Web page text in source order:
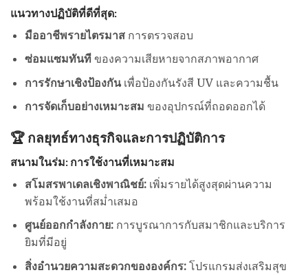
แนวทางปฏิบัติที่ดีที่สุด:
มืออาชีพรายไตรมาสการตรวจสอบ
ซ่อมแซมทันทีของความเสียหายจากสภาพอากาศ
การรักษาเชิงป้องกันเพื่อป้องกันรังสี UV และความชื้น
การจัดเก็บอย่างเหมาะสม ของอุปกรณ์ที่ถอดออกได้
🏆 กลยุทธ์ทางธุรกิจและการปฏิบัติการ
สนามในร่ม: การใช้งานที่เหมาะสม
สโมสรพาเดลเชิงพาณิชย์:เพิ่มรายได้สูงสุดผ่านความ
พร้อมใช้งานที่สม่ำเสมอ
ศูนย์ออกกำลังกาย:การบูรณาการกับสมาชิกและบริการ
ยิมที่มีอยู่
สิ่งอำนวยความสะดวกขององค์กร:โปรแกรมส่งเสริมสุข